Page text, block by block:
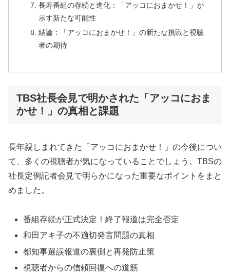
長寿番組の存続と進化：「アッコにおまかせ！」が
示す新たな可能性
結論：「アッコにおまかせ！」の新たな挑戦と視聴
者の期待
TBS社長会見で明かされた「アッコにおま
かせ！」の真相と課題
長年親しまれてきた「アッコにおまかせ！」の今後につい
て、多くの視聴者が気になっていることでしょう。TBSの
社長定例記者会見で明らかになった重要なポイントをまと
めました。
番組存続が正式決定！終了報道は完全否定
和田アキ子の不適切発言問題の真相
都知事選誤報道の裏側と再発防止策
視聴者からの信頼回復への道筋